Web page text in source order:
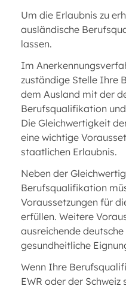
Um die Erlaubnis zu
ausländische
lassen.
Im
zuständige Stelle Ihre
dem Ausland mit der
Berufsqualifikation
Die Gleichwertigkeit
eine wichtige
staatlichen Erlaubnis.
Neben der
Berufsqualifikation
Voraussetzungen für
erfüllen. Weitere
ausreichende
gesundheitliche
Wenn Ihre
EWR oder der